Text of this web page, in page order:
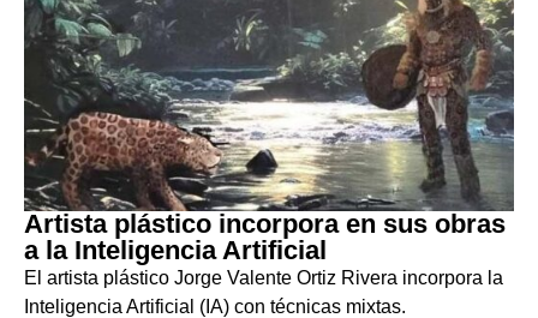
Artista plástico incorpora en sus obras
a la Inteligencia Artificial
El artista plástico Jorge Valente Ortiz Rivera incorpora la
Inteligencia Artificial (IA) con técnicas mixtas.